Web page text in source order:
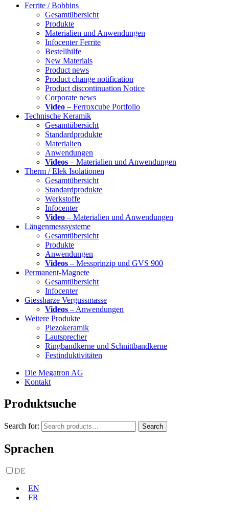
Ferrite / Bobbins
Gesamtübersicht
Produkte
Materialien und Anwendungen
Infocenter Ferrite
Bestellhilfe
New Materials
Product news
Product change notification
Product discontinuation Notice
Corporate news
Video – Ferroxcube Portfolio
Technische Keramik
Gesamtübersicht
Standardprodukte
Materialien
Anwendungen
Videos – Materialien und Anwendungen
Therm / Elek Isolationen
Gesamtübersicht
Standardprodukte
Werkstoffe
Infocenter
Video – Materialien und Anwendungen
Längenmesssysteme
Gesamtübersicht
Produkte
Anwendungen
Videos – Messprinzip und GVS 900
Permanent-Magnete
Gesamtübersicht
Infocenter
Giessharze Vergussmasse
Videos – Anwendungen
Weitere Produkte
Piezokeramik
Lautsprecher
Ringbandkerne und Schnittbandkerne
Festinduktivitäten
Die Megatron AG
Kontakt
Produktsuche
Search for: Search
Sprachen
DE
EN
FR